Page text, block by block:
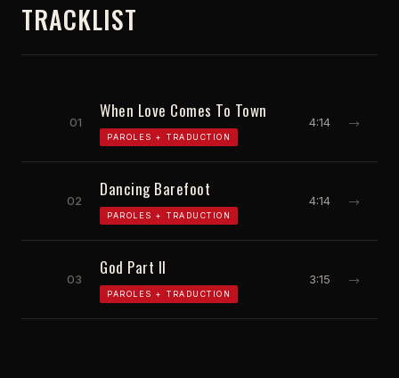
TRACKLIST
01
When Love Comes To Town
PAROLES + TRADUCTION
4:14 →
02
Dancing Barefoot
PAROLES + TRADUCTION
4:14 →
03
God Part II
PAROLES + TRADUCTION
3:15 →